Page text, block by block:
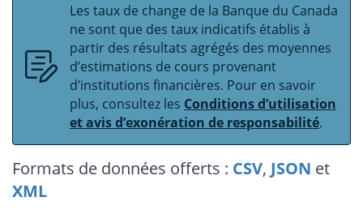
Les taux de change de la Banque du Canada
ne sont que des taux indicatifs établis à
partir des résultats agrégés des moyennes
d’estimations de cours provenant
d’institutions financières. Pour en savoir
plus, consultez les Conditions d’utilisation
et avis d’exonération de responsabilité.
Formats de données offerts : CSV, JSON et
XML